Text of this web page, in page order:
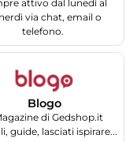
attivo dal lunedì al
via chat, email o
telefono.
Blogo
di Gedshop.it
guide, lasciati ispirare...